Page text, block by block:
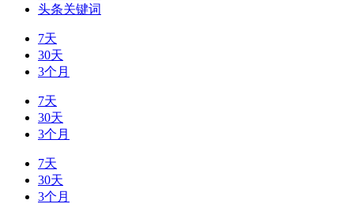
头条关键词
7天
30天
3个月
7天
30天
3个月
7天
30天
3个月